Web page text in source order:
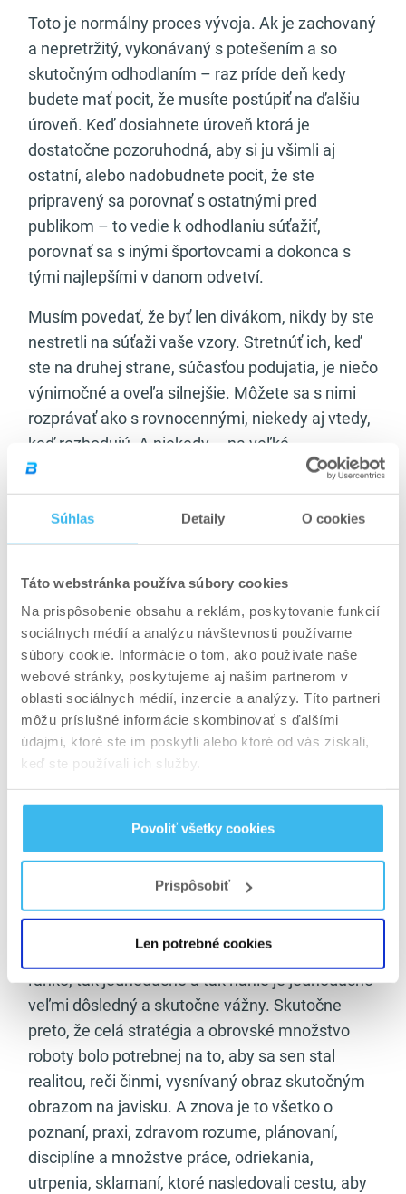
Súhlas Detaily O cookies
Táto webstránka používa súbory cookies
Na prispôsobenie obsahu a reklám, poskytovanie funkcií
sociálnych médií a analýzu návštevnosti používame
súbory cookie. Informácie o tom, ako používate naše
webové stránky, poskytujeme aj našim partnerom v
oblasti sociálnych médií, inzercie a analýzy. Títo partneri
môžu príslušné informácie skombinovať s ďalšími
údajmi, ktoré ste im poskytli alebo ktoré od vás získali,
keď ste používali ich služby.
Povoliť všetky cookies
Prispôsobiť
Len potrebné cookies
Toto je normálny proces vývoja. Ak je zachovaný
a nepretržitý, vykonávaný s potešením a so
skutočným odhodlaním – raz príde deň kedy
budete mať pocit, že musíte postúpiť na ďalšiu
úroveň. Keď dosiahnete úroveň ktorá je
dostatočne pozoruhodná, aby si ju všimli aj
ostatní, alebo nadobudnete pocit, že ste
pripravený sa porovnať s ostatnými pred
publikom – to vedie k odhodlaniu súťažiť,
porovnať sa s inými športovcami a dokonca s
tými najlepšími v danom odvetví.
Musím povedať, že byť len divákom, nikdy by ste
nestretli na súťaži vaše vzory. Stretnúť ich, keď
ste na druhej strane, súčasťou podujatia, je niečo
výnimočné a oveľa silnejšie. Môžete sa s nimi
rozprávať ako s rovnocennými, niekedy aj vtedy,
keď rozhodujú. A niekedy – na veľké
prekvapenie – sú s vami spoločne na pódiu. A v
tomto momente sa môžete porovnávať s
legendami, ktoré vás motivovali začať športovať.
Nie je to málo. Je to skutočne niečo veľmi silné a
jednej generácie na druhú.
Vieme, prečo chceme súťažiť. Ale ten malý
záblesk, moment, keď prejdete od reflexie k
akcii, „to je ono, idem na to“ môže byť
motivované rôznymi vecami. Súťažou, ktorá sa
blíži a pohľadom na priateľov a kolegov z
posilňovne, ktorí sa pripravujú na ňu. Stávkou s
niekým, aby ste to urobili. Príležitosťou na nové
vám niekto skúsenejší povie, že „máš naozaj
dobrú postavu a skvelú formu, nechcel by si sa
pripravovať na súťaž?“
rozhodujúci moment trval dlho a nerodil sa
ľahko, tak jednoducho a tak náhle je jednoducho
veľmi dôsledný a skutočne vážny. Skutočne
preto, že celá stratégia a obrovské množstvo
roboty bolo potrebnej na to, aby sa sen stal
realitou, reči činmi, vysnívaný obraz skutočným
obrazom na javisku. A znova je to všetko o
poznaní, praxi, zdravom rozume, plánovaní,
disciplíne a množstve práce, odriekania,
utrpenia, sklamaní, ktoré nasledovali cestu, aby